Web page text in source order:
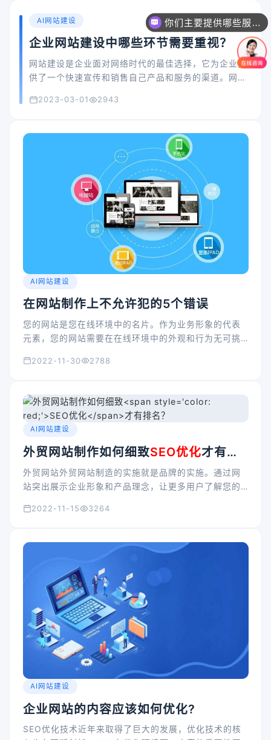
AI网站建设
企业网站建设中哪些环节需要重视？
网站建设是企业面对网络时代的最佳选择，它为企业提
供了一个快速宣传和销售自己产品和服务的渠道。网站
空间，而且可以为企业提供节省成本、提高效率的营销
2023-03-01 2943
AI网站建设
在网站制作上不允许犯的5个错误
您的网站是您在线环境中的名片。作为业务形象的代表
元素，您的网站需要在在线环境中的外观和行为无可挑
量并最终提高转化率，则必须这样做。
2022-11-30 2788
AI网站建设
外贸网站制作如何细致SEO优化才有排
名？
外贸网站外贸网站制造的实施就是品牌的实施。通过网
站突出展示企业形象和产品理念，让更多用户了解您的
都同意你的品牌.熟悉你的产品！当我们在搜索引擎优化
品和效率的描述。
2022-11-15 3264
AI网站建设
企业网站的内容应该如何优化?
SEO优化技术近年来取得了巨大的发展，优化技术的核
你们主要提供哪些服务？可以根据需求定制吗？